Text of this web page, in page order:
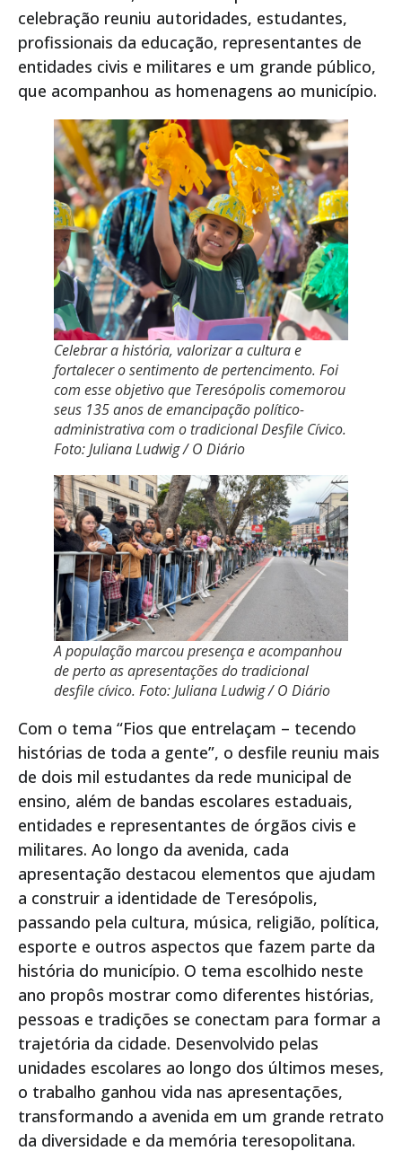
celebração reuniu autoridades, estudantes,
profissionais da educação, representantes de
entidades civis e militares e um grande público,
que acompanhou as homenagens ao município.
Celebrar a história, valorizar a cultura e
fortalecer o sentimento de pertencimento. Foi
com esse objetivo que Teresópolis comemorou
seus 135 anos de emancipação político-
administrativa com o tradicional Desfile Cívico.
Foto: Juliana Ludwig / O Diário
A população marcou presença e acompanhou
de perto as apresentações do tradicional
desfile cívico. Foto: Juliana Ludwig / O Diário
Com o tema “Fios que entrelaçam – tecendo
histórias de toda a gente”, o desfile reuniu mais
de dois mil estudantes da rede municipal de
ensino, além de bandas escolares estaduais,
entidades e representantes de órgãos civis e
militares. Ao longo da avenida, cada
apresentação destacou elementos que ajudam
a construir a identidade de Teresópolis,
passando pela cultura, música, religião, política,
esporte e outros aspectos que fazem parte da
história do município. O tema escolhido neste
ano propôs mostrar como diferentes histórias,
pessoas e tradições se conectam para formar a
trajetória da cidade. Desenvolvido pelas
unidades escolares ao longo dos últimos meses,
o trabalho ganhou vida nas apresentações,
transformando a avenida em um grande retrato
da diversidade e da memória teresopolitana.